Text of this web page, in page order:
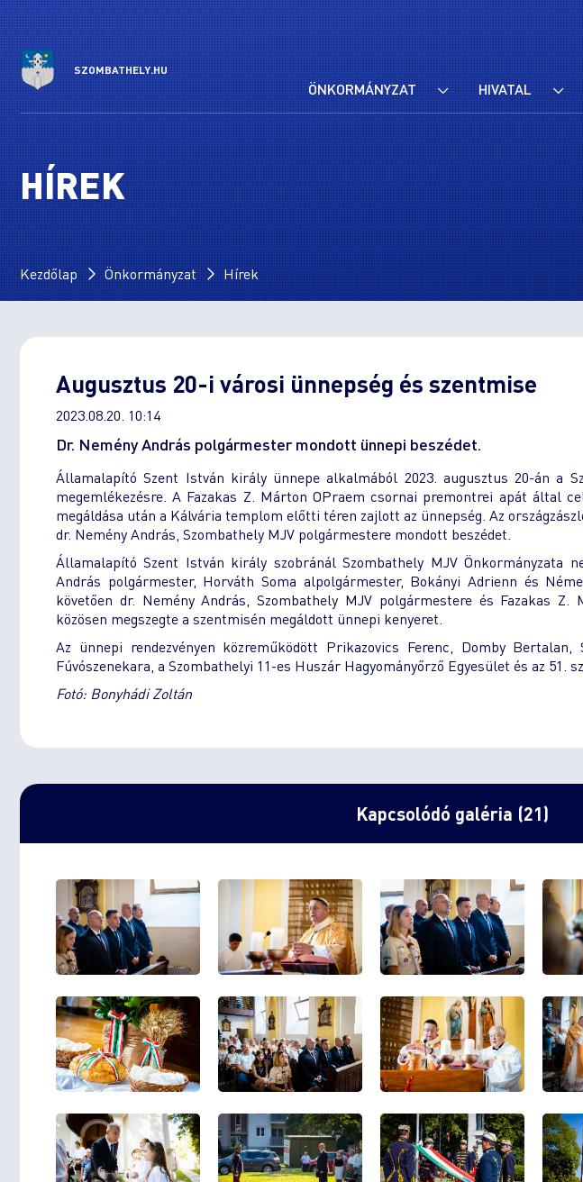
SZOMBATHELY.HU
ÖNKORMÁNYZAT HIVATAL
HÍREK
Kezdőlap Önkormányzat Hírek
Augusztus 20-i városi ünnepség és szentmise
2023.08.20. 10:14
Dr. Nemény András polgármester mondott ünnepi beszédet.
Államalapító Szent István király ünnepe alkalmából 2023. augusztus 20-án a
megemlékezésre. A Fazakas Z. Márton OPraem csornai premontrei apát által
megáldása után a Kálvária templom előtti téren zajlott az ünnepség. Az
dr. Nemény András, Szombathely MJV polgármestere mondott beszédet.
Államalapító Szent István király szobránál Szombathely MJV Önkormányzata
András polgármester, Horváth Soma alpolgármester, Bokányi Adrienn és
követően dr. Nemény András, Szombathely MJV polgármestere és Fazakas
közösen megszegte a szentmisén megáldott ünnepi kenyeret.
Az ünnepi rendezvényen közreműködött Prikazovics Ferenc, Domby Bertalan,
Fúvószenekara, a Szombathelyi 11-es Huszár Hagyományőrző Egyesület és az 51.
Fotó: Bonyhádi Zoltán
Kapcsolódó galéria (21)